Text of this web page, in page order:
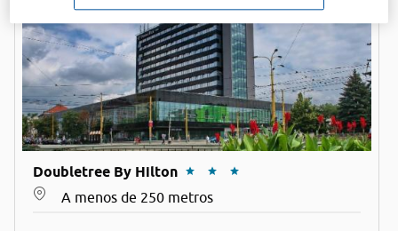
Doubletree By Hilton
A menos de 250 metros